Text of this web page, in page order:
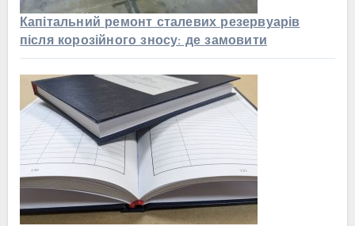
Капітальний ремонт сталевих резервуарів
після корозійного зносу: де замовити